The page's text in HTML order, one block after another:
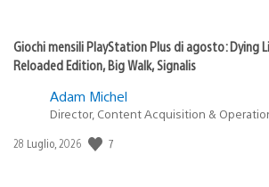
Giochi mensili PlayStation Plus di agosto: Dying
Reloaded Edition, Big Walk, Signalis
Adam Michel
Director, Content Acquisition &
Data
28 Luglio, 2026 7